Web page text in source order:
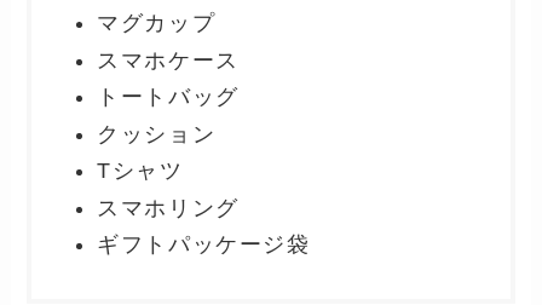
マグカップ
スマホケース
トートバッグ
クッション
Tシャツ
スマホリング
ギフトパッケージ袋